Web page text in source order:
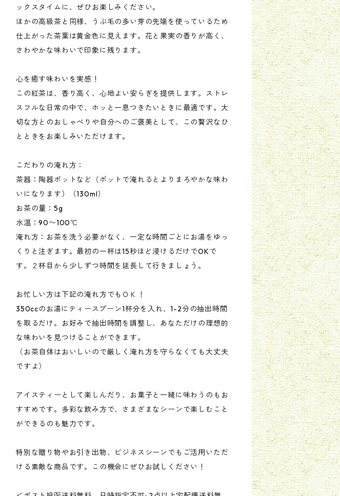
ックスタイムに、ぜひお楽しみください。
ほかの高級茶と同様、うぶ毛の多い芽の先端を使っているため
仕上がった茶葉は黄金色に見えます。花と果実の香りが高く、
さわやかな味わいで印象に残ります。
心を癒す味わいを実感！
この紅茶は、香り高く、心地よい安らぎを提供します。ストレ
スフルな日常の中で、ホッと一息つきたいときに最適です。大
切な方とのおしゃべりや自分へのご褒美として、この贅沢なひ
とときをお楽しみいただけます。
こだわりの淹れ方：
茶器：陶器ポットなど（ポットで淹れるとよりまろやかな味わ
いになります）（130ml）
お茶の量：5g
水温：90〜100℃
淹れ方：お茶を洗う必要がなく、一定な時間ごとにお湯をゆっ
くりと注ぎます。最初の一杯は15秒ほど浸けるだけでOKで
す。２杯目から少しずつ時間を延長して行きましょう。
お忙しい方は下記の淹れ方でもＯＫ！
350ccのお湯にティースプーン1杯分を入れ、1-2分の抽出時間
を取るだけ。お好みで抽出時間を調整し、あなただけの理想的
な味わいを見つけることができます。
（お茶自体はおいしいので厳しく淹れ方を守らなくても大丈夫
ですよ）
アイスティーとして楽しんだり、お菓子と一緒に味わうのもお
すすめです。多彩な飲み方で、さまざまなシーンで楽しむこと
ができるのも魅力です。
特別な贈り物やお引き出物、ビジネスシーンでもご活用いただ
ける素敵な商品です。この機会にぜひお試しください！